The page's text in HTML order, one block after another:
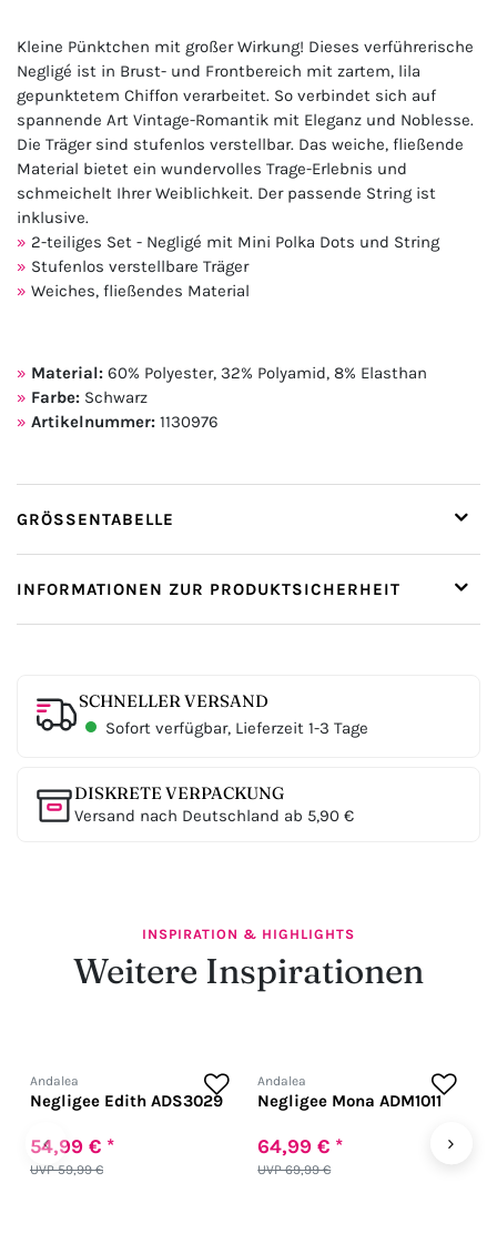
Kleine Pünktchen mit großer Wirkung! Dieses verführerische
Negligé ist in Brust- und Frontbereich mit zartem, lila
gepunktetem Chiffon verarbeitet. So verbindet sich auf
spannende Art Vintage-Romantik mit Eleganz und Noblesse.
Die Träger sind stufenlos verstellbar. Das weiche, fließende
Material bietet ein wundervolles Trage-Erlebnis und
schmeichelt Ihrer Weiblichkeit. Der passende String ist
inklusive.
2-teiliges Set - Negligé mit Mini Polka Dots und String
Stufenlos verstellbare Träger
Weiches, fließendes Material
Material: 60% Polyester, 32% Polyamid, 8% Elasthan
Farbe: Schwarz
Artikelnummer: 1130976
GRÖSSENTABELLE
INFORMATIONEN ZUR PRODUKTSICHERHEIT
SCHNELLER VERSAND
Sofort verfügbar, Lieferzeit 1-3 Tage
DISKRETE VERPACKUNG
Versand nach Deutschland ab 5,90 €
INSPIRATION & HIGHLIGHTS
Weitere Inspirationen
‹
Andalea
Negligee Edith ADS3029
UVP 59,99 €
54,99 € *
Andalea
Negligee Mona ADM1011
UVP 69,99 €
64,99 € * ›